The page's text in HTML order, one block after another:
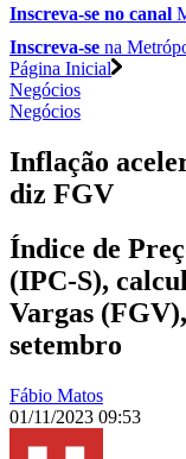
Inscreva-se no canal
Inscreva-se na
Página Inicial
Negócios
Negócios
Inflação
diz FGV
Índice de
(IPC-S),
Vargas
setembro
Fábio Matos
01/11/2023 09:53